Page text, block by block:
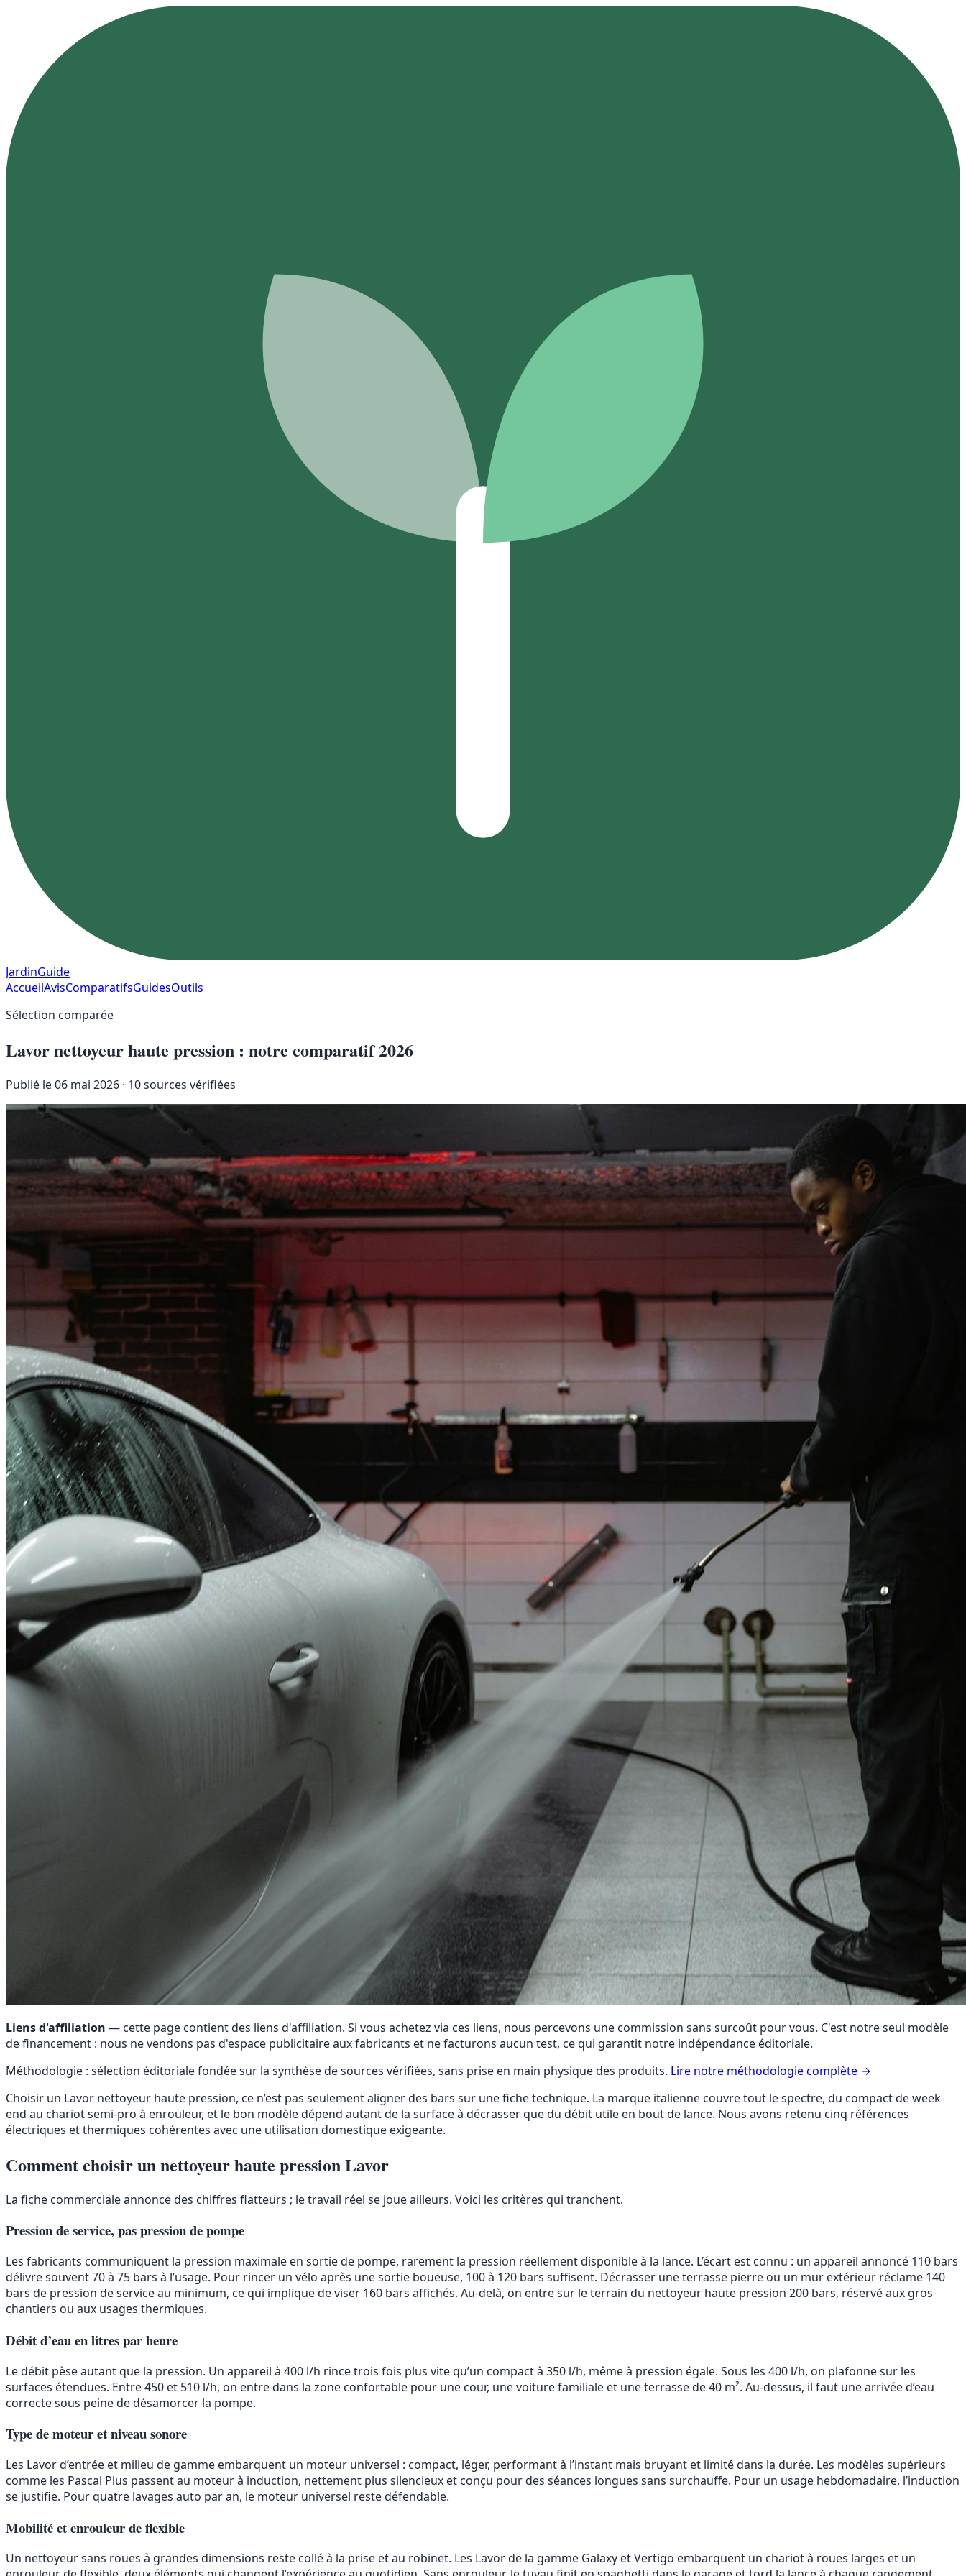
JardinGuide
AccueilAvisComparatifsGuidesOutils
Sélection comparée
Lavor nettoyeur haute pression : notre comparatif 2026
Publié le 06 mai 2026 · 10 sources vérifiées
Liens d'affiliation — cette page contient des liens d'affiliation. Si vous achetez via ces liens, nous percevons une commission sans surcoût pour vous. C'est notre seul modèle
de financement : nous ne vendons pas d'espace publicitaire aux fabricants et ne facturons aucun test, ce qui garantit notre indépendance éditoriale.
Méthodologie : sélection éditoriale fondée sur la synthèse de sources vérifiées, sans prise en main physique des produits. Lire notre méthodologie complète →
Choisir un Lavor nettoyeur haute pression, ce n’est pas seulement aligner des bars sur une fiche technique. La marque italienne couvre tout le spectre, du compact de week-
end au chariot semi-pro à enrouleur, et le bon modèle dépend autant de la surface à décrasser que du débit utile en bout de lance. Nous avons retenu cinq références
électriques et thermiques cohérentes avec une utilisation domestique exigeante.
Comment choisir un nettoyeur haute pression Lavor
La fiche commerciale annonce des chiffres flatteurs ; le travail réel se joue ailleurs. Voici les critères qui tranchent.
Pression de service, pas pression de pompe
Les fabricants communiquent la pression maximale en sortie de pompe, rarement la pression réellement disponible à la lance. L’écart est connu : un appareil annoncé 110 bars
délivre souvent 70 à 75 bars à l’usage. Pour rincer un vélo après une sortie boueuse, 100 à 120 bars suffisent. Décrasser une terrasse pierre ou un mur extérieur réclame 140
bars de pression de service au minimum, ce qui implique de viser 160 bars affichés. Au-delà, on entre sur le terrain du nettoyeur haute pression 200 bars, réservé aux gros
chantiers ou aux usages thermiques.
Débit d’eau en litres par heure
Le débit pèse autant que la pression. Un appareil à 400 l/h rince trois fois plus vite qu’un compact à 350 l/h, même à pression égale. Sous les 400 l/h, on plafonne sur les
surfaces étendues. Entre 450 et 510 l/h, on entre dans la zone confortable pour une cour, une voiture familiale et une terrasse de 40 m². Au-dessus, il faut une arrivée d’eau
correcte sous peine de désamorcer la pompe.
Type de moteur et niveau sonore
Les Lavor d’entrée et milieu de gamme embarquent un moteur universel : compact, léger, performant à l’instant mais bruyant et limité dans la durée. Les modèles supérieurs
comme les Pascal Plus passent au moteur à induction, nettement plus silencieux et conçu pour des séances longues sans surchauffe. Pour un usage hebdomadaire, l’induction
se justifie. Pour quatre lavages auto par an, le moteur universel reste défendable.
Mobilité et enrouleur de flexible
Un nettoyeur sans roues à grandes dimensions reste collé à la prise et au robinet. Les Lavor de la gamme Galaxy et Vertigo embarquent un chariot à roues larges et un